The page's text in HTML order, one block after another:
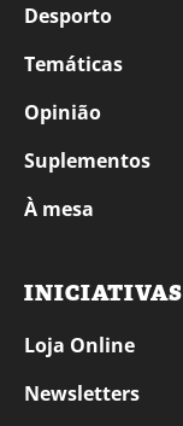
Desporto
Temáticas
Opinião
Suplementos
À mesa
INICIATIVAS
Loja Online
Newsletters